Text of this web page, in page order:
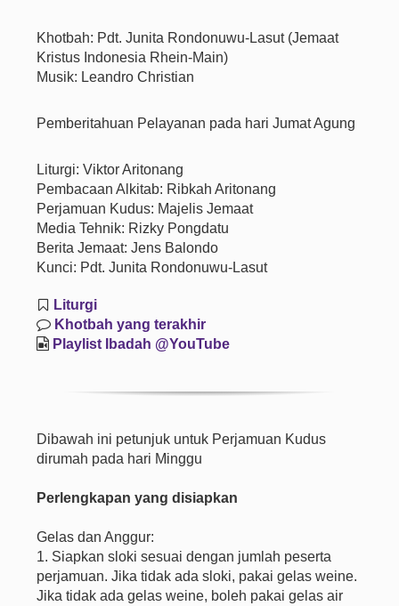
Khotbah: Pdt. Junita Rondonuwu-Lasut (Jemaat
Kristus Indonesia Rhein-Main)
Musik: Leandro Christian
Pemberitahuan Pelayanan pada hari Jumat Agung
Liturgi: Viktor Aritonang
Pembacaan Alkitab: Ribkah Aritonang
Perjamuan Kudus: Majelis Jemaat
Media Tehnik: Rizky Pongdatu
Berita Jemaat: Jens Balondo
Kunci: Pdt. Junita Rondonuwu-Lasut
Liturgi
Khotbah yang terakhir
Playlist Ibadah @YouTube
Dibawah ini petunjuk untuk Perjamuan Kudus
dirumah pada hari Minggu
Perlengkapan yang disiapkan
Gelas dan Anggur:
1. Siapkan sloki sesuai dengan jumlah peserta
perjamuan. Jika tidak ada sloki, pakai gelas weine.
Jika tidak ada gelas weine, boleh pakai gelas air